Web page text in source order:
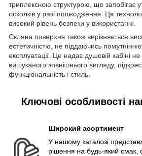
триплексною структурою, що запобігає
осколків у разі пошкодження. Ця
високий рівень безпеки у використанні.
Скляна поверхня також вирізняється
естетичністю, не піддаючись помутнінню
експлуатації. Це надає душовій кабіні не
вишуканого зовнішнього вигляду,
функціональність і стиль.
Ключові особливості
Широкий асортимент
У нашому каталозі
рішення на будь-який смак,